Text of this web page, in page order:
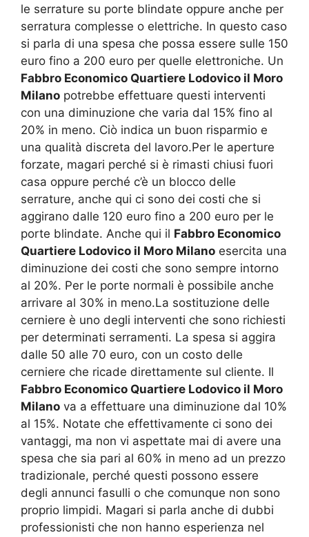
le serrature su porte blindate oppure anche per
serratura complesse o elettriche. In questo caso
si parla di una spesa che possa essere sulle 150
euro fino a 200 euro per quelle elettroniche. Un
Fabbro Economico Quartiere Lodovico il Moro
Milano potrebbe effettuare questi interventi
con una diminuzione che varia dal 15% fino al
20% in meno. Ciò indica un buon risparmio e
una qualità discreta del lavoro.Per le aperture
forzate, magari perché si è rimasti chiusi fuori
casa oppure perché c’è un blocco delle
serrature, anche qui ci sono dei costi che si
aggirano dalle 120 euro fino a 200 euro per le
porte blindate. Anche qui il Fabbro Economico
Quartiere Lodovico il Moro Milano esercita una
diminuzione dei costi che sono sempre intorno
al 20%. Per le porte normali è possibile anche
arrivare al 30% in meno.La sostituzione delle
cerniere è uno degli interventi che sono richiesti
per determinati serramenti. La spesa si aggira
dalle 50 alle 70 euro, con un costo delle
cerniere che ricade direttamente sul cliente. Il
Fabbro Economico Quartiere Lodovico il Moro
Milano va a effettuare una diminuzione dal 10%
al 15%. Notate che effettivamente ci sono dei
vantaggi, ma non vi aspettate mai di avere una
spesa che sia pari al 60% in meno ad un prezzo
tradizionale, perché questi possono essere
degli annunci fasulli o che comunque non sono
proprio limpidi. Magari si parla anche di dubbi
professionisti che non hanno esperienza nel